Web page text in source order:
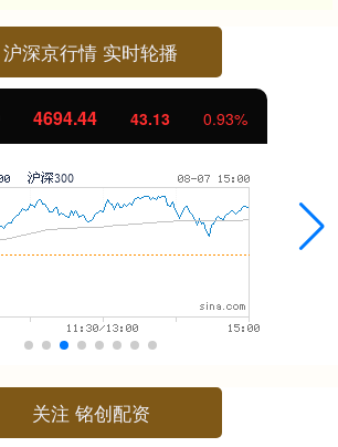
沪深京行情 实时轮播
0.93%
关注 铭创配资